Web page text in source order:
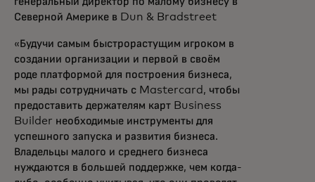
Северной Америке в Dun & Bradstreet
«Будучи самым быстрорастущим игроком в
создании организации и первой в своём
роде платформой для построения бизнеса,
мы рады сотрудничать с Mastercard, чтобы
предоставить держателям карт Business
Builder необходимые инструменты для
успешного запуска и развития бизнеса.
Владельцы малого и среднего бизнеса
нуждаются в большей поддержке, чем когда-